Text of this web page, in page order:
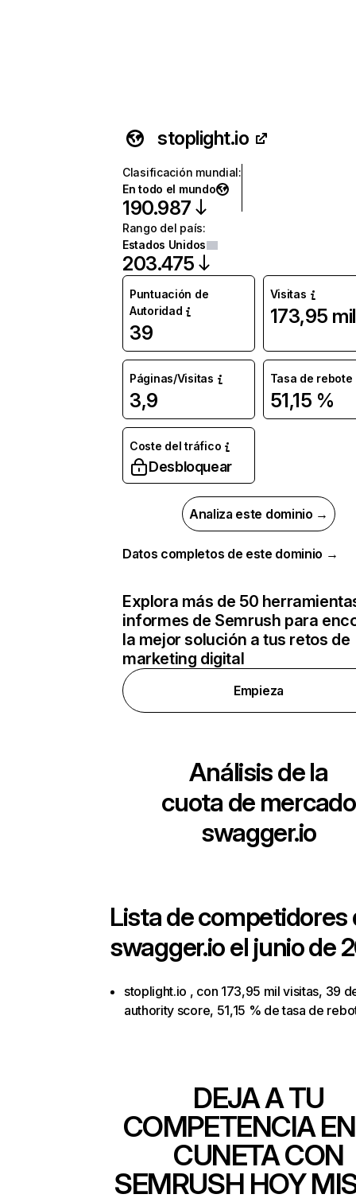
stoplight.io
Clasificación mundial:
En todo el mundo
190.987
Rango del país:
Estados Unidos
203.475
Puntuación de
Autoridad
39
Visitas
173,95 mil
Páginas/Visitas
3,9
Tasa de rebote
51,15 %
Coste del tráfico
Desbloquear
Analiza este dominio →
Datos completos de este dominio →
Explora más de 50
informes de Semrush para
la mejor solución a tus retos de
marketing digital
Empieza
Análisis de la
cuota de mercado
swagger.io
Lista de competidores
swagger.ioel junio de
stoplight.io , con 173,95 mil visitas, 39
authority score, 51,15 % de tasa de
DEJA A TU
COMPETENCIA
CUNETA CON
SEMRUSH HOY